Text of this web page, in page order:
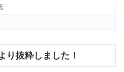
抜粋しました！